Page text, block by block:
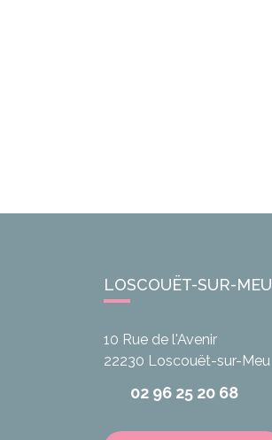
LOSCOUËT-SUR-MEU
10 Rue de l'Avenir
22230 Loscouët-sur-Meu
02 96 25 20 68